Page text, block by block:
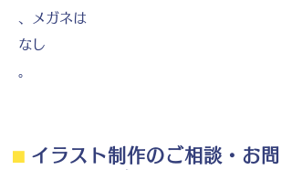
、メガネは
なし
。
⬛︎イラスト制作のご相談・お問